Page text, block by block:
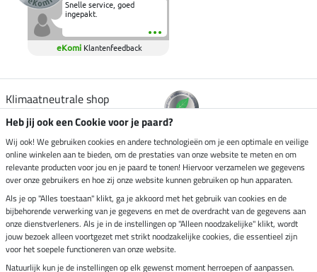
Snelle service, goed
ingepakt.
eKomi Klantenfeedback
Klimaatneutrale shop
Verzending per
Veilig betalen met
Impressum
Heb jij ook een Cookie voor je paard?
Wij ook! We gebruiken cookies en andere technologieën om je een optimale en veilige
online winkelen aan te bieden, om de prestaties van onze website te meten en om
relevante producten voor jou en je paard te tonen! Hiervoor verzamelen we gegevens
over onze gebruikers en hoe zij onze website kunnen gebruiken op hun apparaten.
Als je op "Alles toestaan" klikt, ga je akkoord met het gebruik van cookies en de
bijbehorende verwerking van je gegevens en met de overdracht van de gegevens aan
onze dienstverleners. Als je in de instellingen op "Alleen noodzakelijke" klikt, wordt
jouw bezoek alleen voortgezet met strikt noodzakelijke cookies, die essentieel zijn
voor het soepele functioneren van onze website.
Natuurlijk kun je de instellingen op elk gewenst moment herroepen of aanpassen.